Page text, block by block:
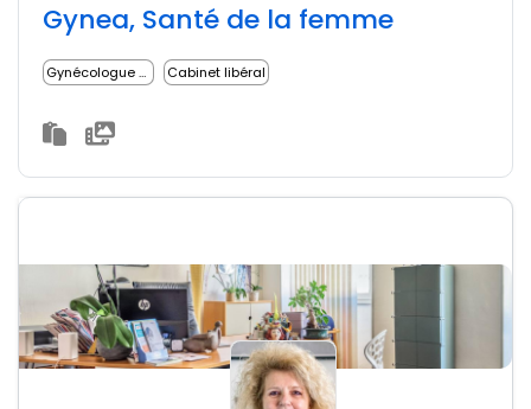
Gynea, Santé de la femme
Gynécologue médical Cabinet libéral